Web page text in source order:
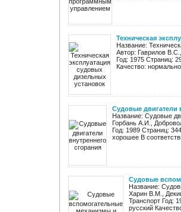
Техническая
Название:
Автор: Гаврилов
Год: 1975 Страниц:
Качество:
Судовые двигатели
Название: Судовые
Горбань А.И.,
Год: 1989 Страниц:
хорошее В
Судовые
Название:
Харин В.М.,
Транспорт Год:
русский